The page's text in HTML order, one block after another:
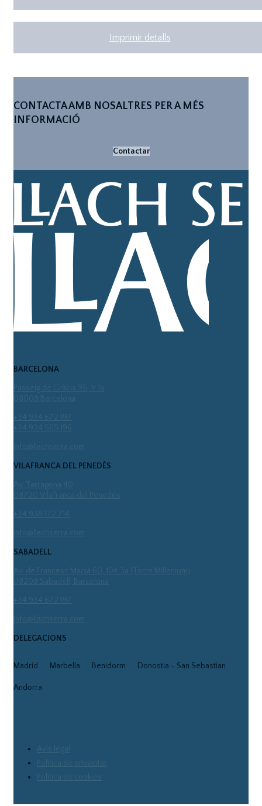
Imprimir detalls
CONTACTA AMB NOSALTRES PER A MÉS
INFORMACIÓ
Contactar
BARCELONA
info@llachserra.com
VILAFRANCA DEL PENEDÈS
info@llachserra.com
SABADELL
Av. de Francesc Macià 60, 10è 3a (Torre Millenium)
info@llachserra.com
DELEGACIONS
Madrid Marbella Benidorm Donostia - San Sebastian
Andorra